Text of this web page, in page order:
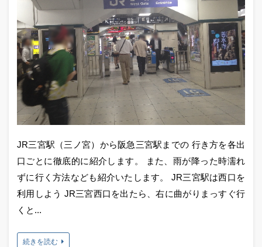
JR三宮駅（三ノ宮）から阪急三宮駅までの 行き方を各出
口ごとに徹底的に紹介します。 また、雨が降った時濡れ
ずに行く方法なども紹介いたします。 JR三宮駅は西口を
利用しよう JR三宮西口を出たら、右に曲がりまっすぐ行
くと...
続きを読む